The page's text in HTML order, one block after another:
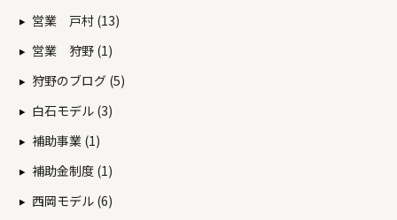
営業 戸村 (13)
営業 狩野 (1)
狩野のブログ (5)
白石モデル (3)
補助事業 (1)
補助金制度 (1)
西岡モデル (6)